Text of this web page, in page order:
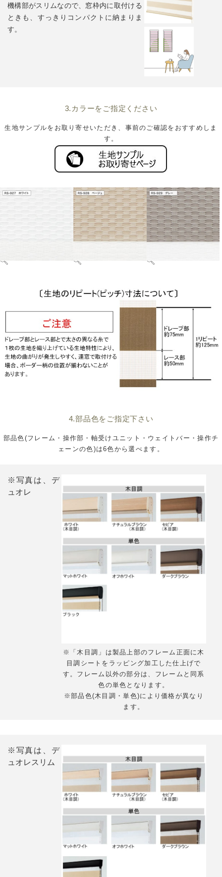
機構部がスリムなので、窓枠内に取付ける
ときも、すっきりコンパクトに納まりま
す。
3.カラーをご指定ください
生地サンプルをお取り寄せいただき、事前のご確認をおすすめしま
す。
4.部品色をご指定下さい
部品色(フレーム・操作部・軸受けユニット・ウェイトバー・操作チ
ェーンの色)は6色から選べます。
※写真は、デ
ュオレ
※「木目調」は製品上部のフレーム正面に木
目調シートをラッピング加工した仕上げで
す。フレーム以外の部分は、フレームと同系
色の単色となります。
※部品色(木目調・単色)により価格が異なり
ます。
※写真は、デ
ュオレスリム